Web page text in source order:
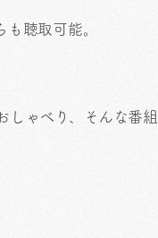
聴取可能。
ゃべり、そんな番